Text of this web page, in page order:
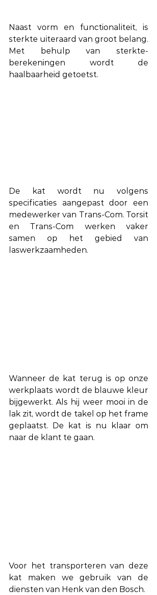
Naast vorm en functionaliteit, is
sterkte uiteraard van groot belang.
Met behulp van sterkte-
berekeningen wordt de
haalbaarheid getoetst.
De kat wordt nu volgens
specificaties aangepast door een
medewerker van Trans-Com. Torsit
en Trans-Com werken vaker
samen op het gebied van
laswerkzaamheden.
Wanneer de kat terug is op onze
werkplaats wordt de blauwe kleur
bijgewerkt. Als hij weer mooi in de
lak zit, wordt de takel op het frame
geplaatst. De kat is nu klaar om
naar de klant te gaan.
Voor het transporteren van deze
kat maken we gebruik van de
diensten van Henk van den Bosch.